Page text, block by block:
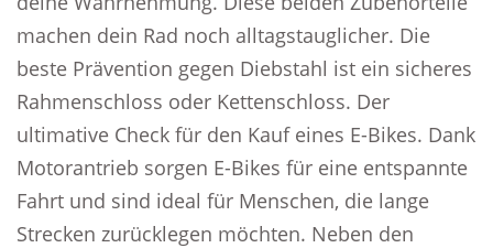
machen dein Rad noch alltagstauglicher. Die
beste Prävention gegen Diebstahl ist ein sicheres
Rahmenschloss oder Kettenschloss. Der
ultimative Check für den Kauf eines E-Bikes. Dank
Motorantrieb sorgen E-Bikes für eine entspannte
Fahrt und sind ideal für Menschen, die lange
Strecken zurücklegen möchten. Neben den